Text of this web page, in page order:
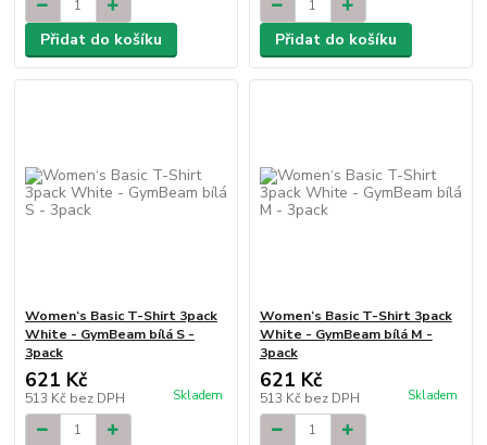
Přidat do košíku Přidat do košíku
Women‘s Basic T-Shirt 3pack
White - GymBeam bílá S -
3pack
621 Kč
513 Kč bez DPH Skladem
Women‘s Basic T-Shirt 3pack
White - GymBeam bílá M -
3pack
621 Kč
513 Kč bez DPH Skladem